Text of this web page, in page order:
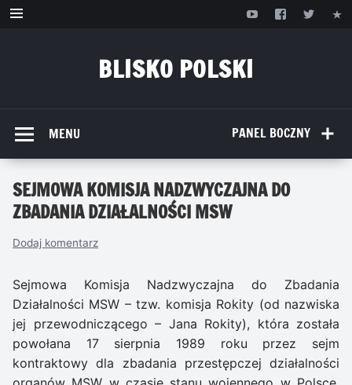
Przejdź
BLISKO POLSKI
PANEL BOCZNY
MENU
SEJMOWA KOMISJA NADZWYCZAJNA DO
ZBADANIA DZIAŁALNOŚCI MSW
Dodaj komentarz
Sejmowa Komisja Nadzwyczajna do Zbadania
Działalności MSW – tzw. komisja Rokity (od nazwiska
jej przewodniczącego – Jana Rokity), która została
powołana 17 sierpnia 1989 roku przez sejm
kontraktowy dla zbadania przestępczej działalności